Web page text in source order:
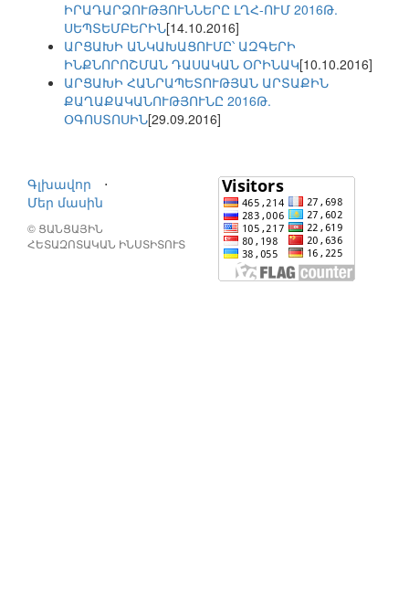
ԻՐԱԴԱՐՁՈՒԹՅՈՒՆՆԵՐԸ ԼՂՀ-ՈՒՄ 2016Թ.
ՍԵՊՏԵՄԲԵՐԻՆ[14.10.2016]
ԱՐՑԱԽԻ ԱՆԿԱԽԱՑՈՒՄԸ՝ ԱԶԳԵՐԻ
ԻՆՔՆՈՐՈՇՄԱՆ ԴԱՍԱԿԱՆ ՕՐԻՆԱԿ[10.10.2016]
ԱՐՑԱԽԻ ՀԱՆՐԱՊԵՏՈՒԹՅԱՆ ԱՐՏԱՔԻՆ
ՔԱՂԱՔԱԿԱՆՈՒԹՅՈՒՆԸ 2016Թ.
ՕԳՈՍՏՈՍԻՆ[29.09.2016]
Գլխավոր
⋅
Մեր մասին
© ՑԱՆՑԱՅԻՆ
ՀԵՏԱԶՈՏԱԿԱՆ ԻՆՍՏԻՏՈՒՏ